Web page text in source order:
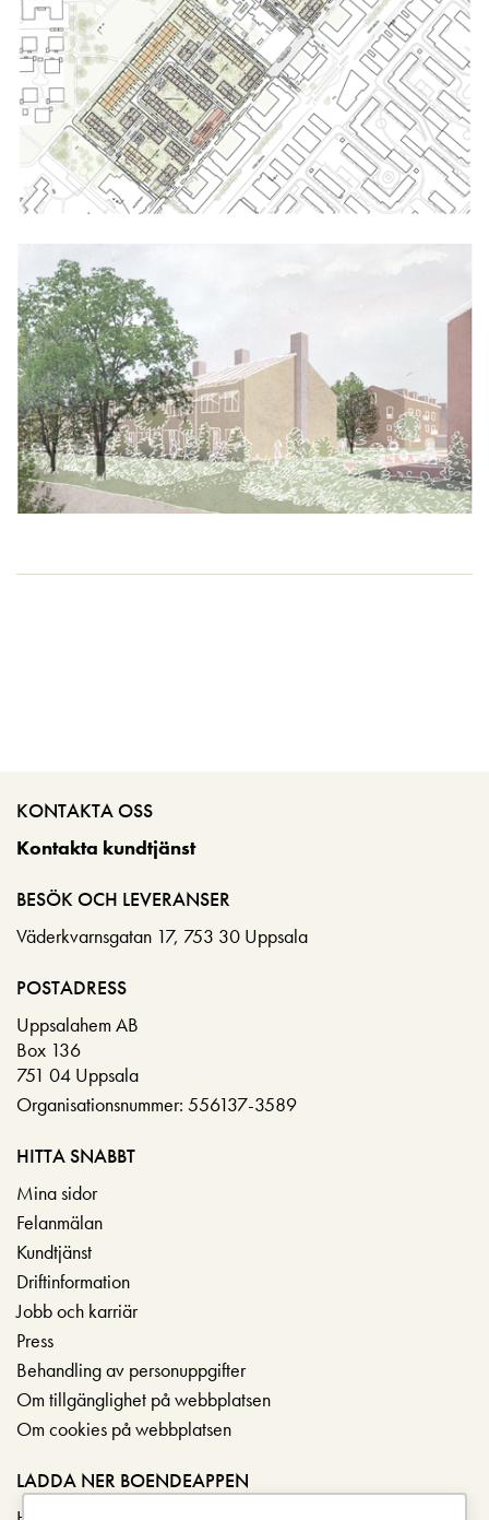
KONTAKTA OSS
Kontakta kundtjänst
BESÖK OCH LEVERANSER
Väderkvarnsgatan 17, 753 30 Uppsala
POSTADRESS
Uppsalahem AB
Box 136
751 04 Uppsala
Organisationsnummer: 556137-3589
HITTA SNABBT
Mina sidor
Felanmälan
Kundtjänst
Driftinformation
Jobb och karriär
Press
Behandling av personuppgifter
Om tillgänglighet på webbplatsen
Om cookies på webbplatsen
LADDA NER BOENDEAPPEN